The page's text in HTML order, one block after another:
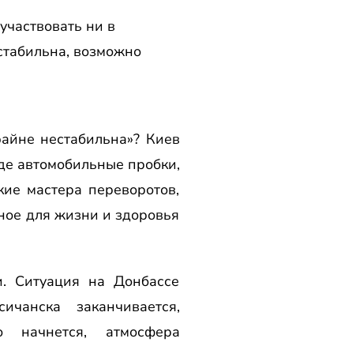
ни в
возможно
нестабильна»? Киев
автомобильные пробки,
мастера переворотов,
для жизни и здоровья
Ситуация на Донбассе
заканчивается,
начнется, атмосфера